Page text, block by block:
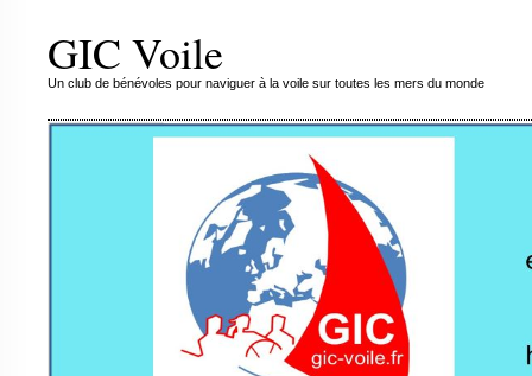
GIC Voile
Un club de bénévoles pour naviguer à la voile sur toutes les mers du monde